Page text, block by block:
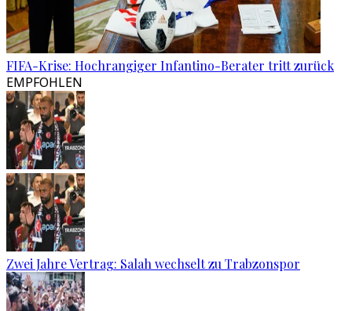
FIFA-Krise: Hochrangiger Infantino-Berater tritt zurück
EMPFOHLEN
Zwei Jahre Vertrag: Salah wechselt zu Trabzonspor